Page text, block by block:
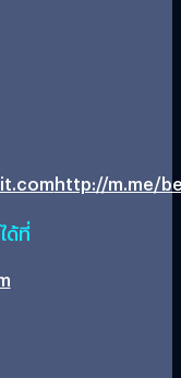
http://m.me/
ด้ที่